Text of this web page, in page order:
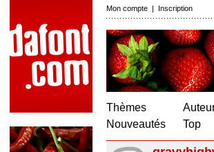
Mon compte | Inscription
Thèmes
Nouveautés
Top